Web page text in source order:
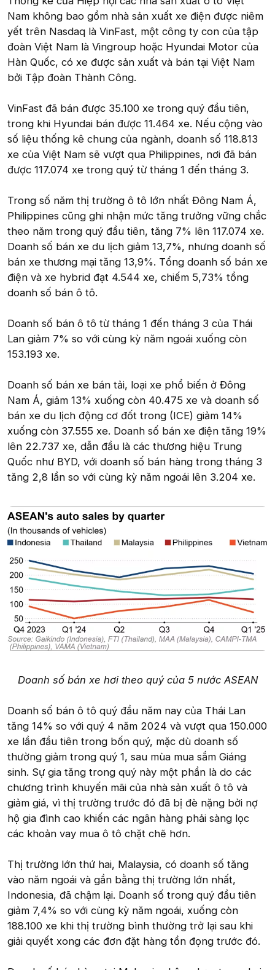
Nam không bao gồm nhà sản xuất xe điện được niêm
yết trên Nasdaq là VinFast, một công ty con của tập
đoàn Việt Nam là Vingroup hoặc Hyundai Motor của
Hàn Quốc, có xe được sản xuất và bán tại Việt Nam
bởi Tập đoàn Thành Công.
VinFast đã bán được 35.100 xe trong quý đầu tiên,
trong khi Hyundai bán được 11.464 xe. Nếu cộng vào
số liệu thống kê chung của ngành, doanh số 118.813
xe của Việt Nam sẽ vượt qua Philippines, nơi đã bán
được 117.074 xe trong quý từ tháng 1 đến tháng 3.
Trong số năm thị trường ô tô lớn nhất Đông Nam Á,
Philippines cũng ghi nhận mức tăng trưởng vững chắc
theo năm trong quý đầu tiên, tăng 7% lên 117.074 xe.
Doanh số bán xe du lịch giảm 13,7%, nhưng doanh số
bán xe thương mại tăng 13,9%. Tổng doanh số bán xe
điện và xe hybrid đạt 4.544 xe, chiếm 5,73% tổng
doanh số bán ô tô.
Doanh số bán ô tô từ tháng 1 đến tháng 3 của Thái
Lan giảm 7% so với cùng kỳ năm ngoái xuống còn
153.193 xe.
Doanh số bán xe bán tải, loại xe phổ biến ở Đông
Nam Á, giảm 13% xuống còn 40.475 xe và doanh số
bán xe du lịch động cơ đốt trong (ICE) giảm 14%
xuống còn 37.555 xe. Doanh số bán xe điện tăng 19%
lên 22.737 xe, dẫn đầu là các thương hiệu Trung
Quốc như BYD, với doanh số bán hàng trong tháng 3
tăng 2,8 lần so với cùng kỳ năm ngoái lên 3.204 xe.
Doanh số bán xe hơi theo quý của 5 nước ASEAN
Doanh số bán ô tô quý đầu năm nay của Thái Lan
tăng 14% so với quý 4 năm 2024 và vượt qua 150.000
xe lần đầu tiên trong bốn quý, mặc dù doanh số
thường giảm trong quý 1, sau mùa mua sắm Giáng
sinh. Sự gia tăng trong quý này một phần là do các
chương trình khuyến mãi của nhà sản xuất ô tô và
giảm giá, vì thị trường trước đó đã bị đè nặng bởi nợ
hộ gia đình cao khiến các ngân hàng phải sàng lọc
các khoản vay mua ô tô chặt chẽ hơn.
Thị trường lớn thứ hai, Malaysia, có doanh số tăng
vào năm ngoái và gần bằng thị trường lớn nhất,
Indonesia, đã chậm lại. Doanh số trong quý đầu tiên
giảm 7,4% so với cùng kỳ năm ngoái, xuống còn
188.100 xe khi thị trường bình thường trở lại sau khi
giải quyết xong các đơn đặt hàng tồn đọng trước đó.